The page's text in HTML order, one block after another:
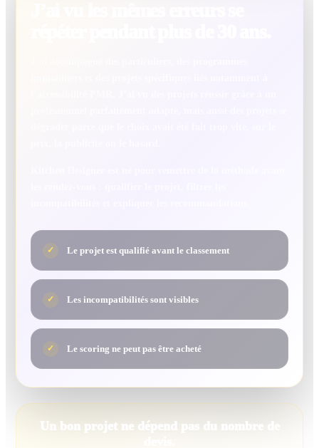
✓ Le projet est qualifié avant le classement
✓ Les incompatibilités sont visibles
✓ Le scoring ne peut pas être acheté
Un bon projet ne dépend pas du nombre de